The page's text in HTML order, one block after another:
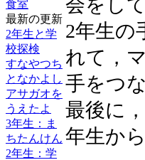
食室
最新の更新
2年生と学
校探検
すなやつち
となかよし
アサガオを
うえたよ
3年生：ま
ちたんけん
2年生：学
会をし
2年生の
れて，
手をつ
最後に
年生か